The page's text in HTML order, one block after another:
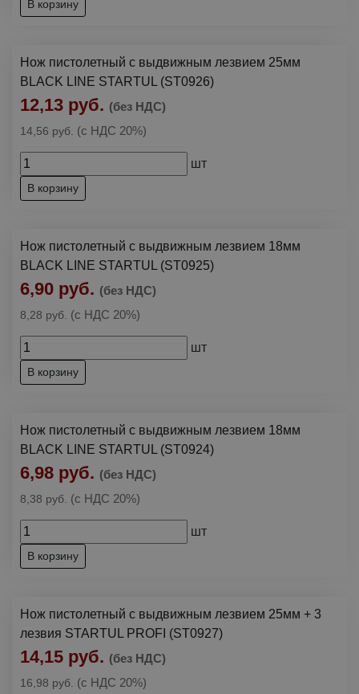
В корзину
Нож пистолетный с выдвижным лезвием 25мм
BLACK LINE STARTUL (ST0926)
12,13 руб. (без НДС)
14,56 руб. (с НДС 20%)
шт
В корзину
Нож пистолетный с выдвижным лезвием 18мм
BLACK LINE STARTUL (ST0925)
6,90 руб. (без НДС)
8,28 руб. (с НДС 20%)
шт
В корзину
Нож пистолетный с выдвижным лезвием 18мм
BLACK LINE STARTUL (ST0924)
6,98 руб. (без НДС)
8,38 руб. (с НДС 20%)
шт
В корзину
Нож пистолетный с выдвижным лезвием 25мм + 3
лезвия STARTUL PROFI (ST0927)
14,15 руб. (без НДС)
16,98 руб. (с НДС 20%)